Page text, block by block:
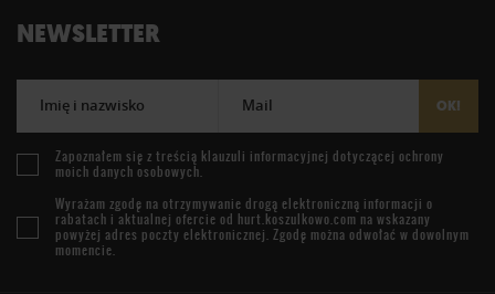
NEWSLETTER
Imię i nazwisko Mail OK!
Zapoznałem się z treścią klauzuli informacyjnej dotyczącej ochrony
moich danych osobowych.
Wyrażam zgodę na otrzymywanie drogą elektroniczną informacji o
rabatach i aktualnej ofercie od hurt.koszulkowo.com na wskazany
powyżej adres poczty elektronicznej. Zgodę można odwołać w dowolnym
momencie.